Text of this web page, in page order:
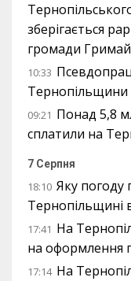
зберігається
громади
10:33
Тернопільщини
09:21 Понад 5,8
сплатили на
7 Серпня
18:10 Яку погоду
Тернопільщині
17:41 На
на оформлення
17:14 На